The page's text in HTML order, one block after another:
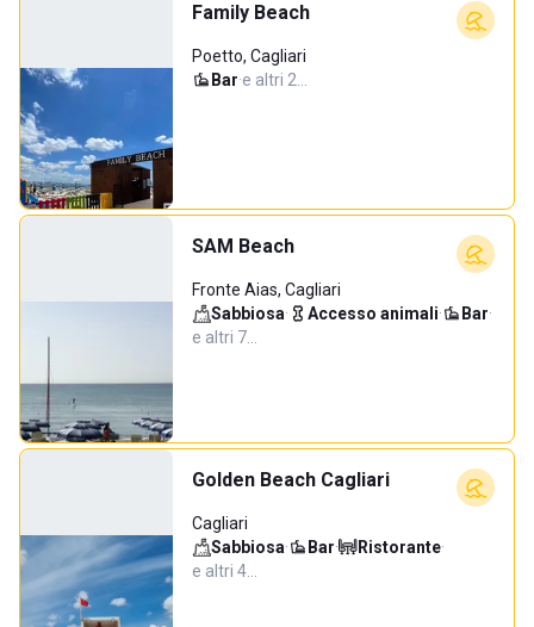
Family Beach
Poetto, Cagliari
Bar·e altri 2…
SAM Beach
Fronte Aias, Cagliari
Sabbiosa· Accesso animali· Bar·
e altri 7…
Golden Beach Cagliari
Cagliari
Sabbiosa· Bar· Ristorante·
e altri 4…